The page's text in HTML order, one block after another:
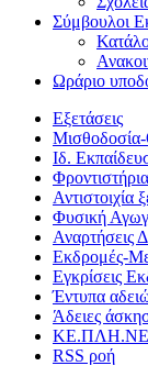
Σύμβουλοι
Ωράριο
Εξετάσεις
Ιδ.
Φροντιστήρια
Αντιστοιχία
Φυσική
Αναρτήσεις
Εκδρομές-
Εγκρίσεις
Έντυπα
Άδειες
RSS ροή